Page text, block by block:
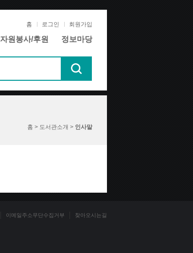
홈 로그인 회원가입
자원봉사/후원 정보마당
홈 > 도서관소개 > 인사말
이메일주소무단수집거부 찾아오시는길